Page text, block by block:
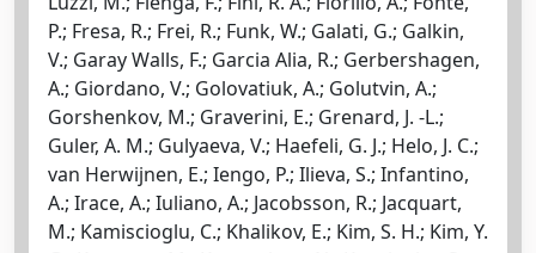
P.; Fresa, R.; Frei, R.; Funk, W.; Galati, G.; Galkin,
V.; Garay Walls, F.; Garcia Alia, R.; Gerbershagen,
A.; Giordano, V.; Golovatiuk, A.; Golutvin, A.;
Gorshenkov, M.; Graverini, E.; Grenard, J. -L.;
Guler, A. M.; Gulyaeva, V.; Haefeli, G. J.; Helo, J. C.;
van Herwijnen, E.; Iengo, P.; Ilieva, S.; Infantino,
A.; Irace, A.; Iuliano, A.; Jacobsson, R.; Jacquart,
M.; Kamiscioglu, C.; Khalikov, E.; Kim, S. H.; Kim, Y.